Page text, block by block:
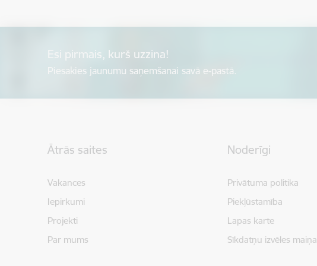
Esi pirmais, kurš uzzina!
Piesakies jaunumu saņemšanai savā e-pastā.
Ātrās saites
Vakances
Iepirkumi
Projekti
Par mums
Noderīgi
Privātuma politika
Piekļūstamība
Lapas karte
Sīkdatņu izvēles maiņa